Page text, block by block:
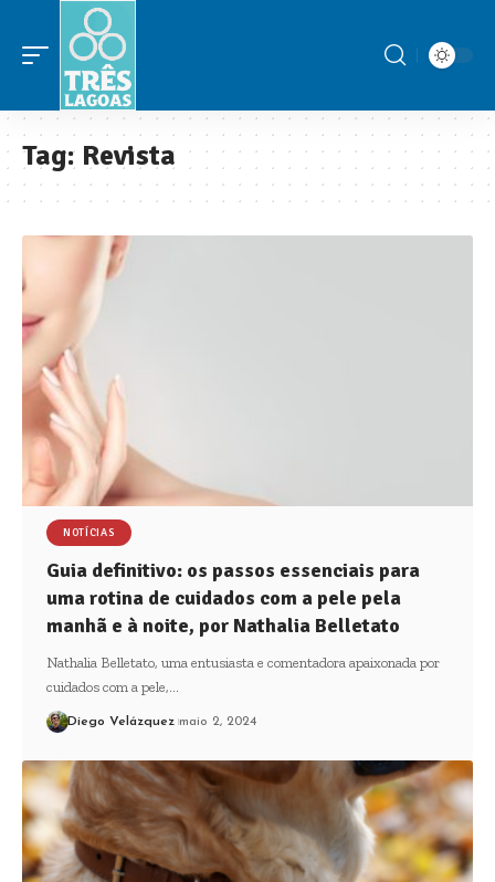
Tag: Revista
NOTÍCIAS
Guia definitivo: os passos essenciais para
uma rotina de cuidados com a pele pela
manhã e à noite, por Nathalia Belletato
Nathalia Belletato, uma entusiasta e comentadora apaixonada por
cuidados com a pele,…
Diego Velázquez maio 2, 2024